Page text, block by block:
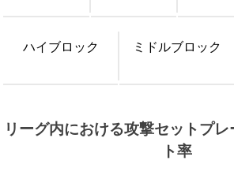
ハイブロック ミドルブロック
リーグ内における攻撃セットプ
ト率